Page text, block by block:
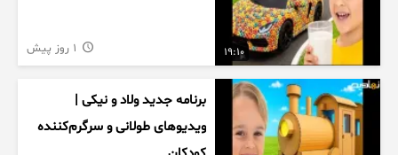
19:10
برنامه جدید ولاد و نیکی |
ویدیوهای طولانی و سرگرم‌کننده